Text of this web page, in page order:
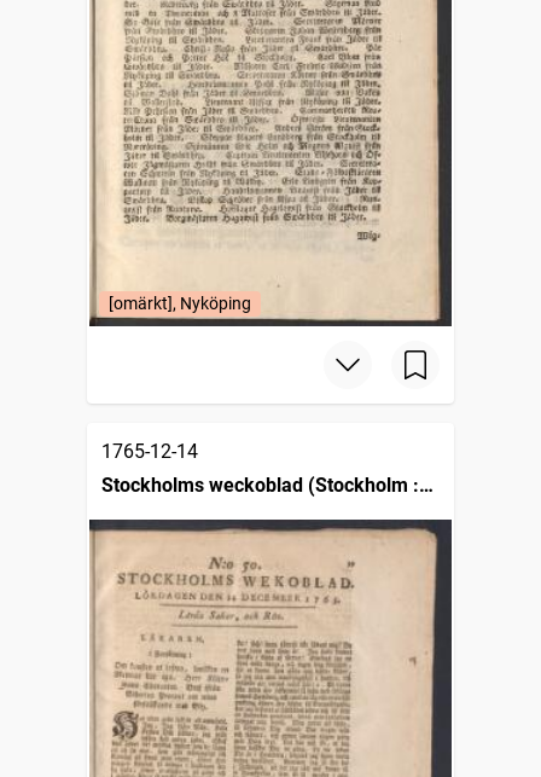
[omärkt], Nyköping
1765-12-14
Stockholms weckoblad (Stockholm :
1745)